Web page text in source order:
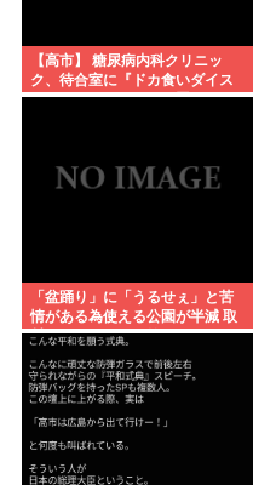
【高市】 糖尿病内科クリニッ
ク、待合室に『ドカ食いダイス
キ！もちづきさん』を置いてし
「盆踊り」に「うるせぇ」と苦
情がある為使える公園が半減 取
材ではうるさいと答える住民は
おらず こどおじみたいのが電話
してんだろな